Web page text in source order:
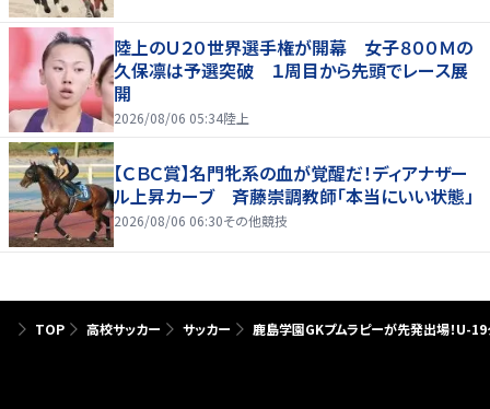
陸上のＵ２０世界選手権が開幕 女子８００Ｍの
久保凛は予選突破 １周目から先頭でレース展
開
2026/08/06 05:34陸上
【ＣＢＣ賞】名門牝系の血が覚醒だ！ディアナザー
ル上昇カーブ 斉藤崇調教師「本当にいい状態」
2026/08/06 06:30その他競技
TOP 高校サッカー サッカー 鹿島学園GKプムラピーが先発出場！U-